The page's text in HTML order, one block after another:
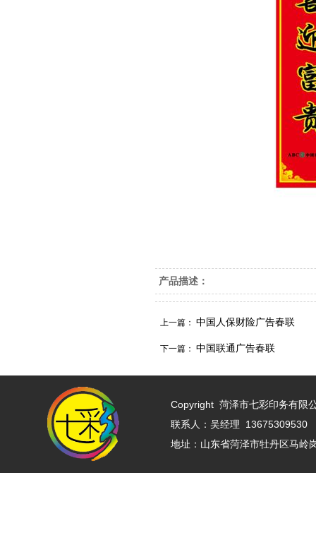
产品描述：
上一篇： 中国人保财险广告春联
下一篇： 中国联通广告春联
Copyright 菏泽市七彩印务有限
联系人：吴经理
地址：山东省菏泽市牡丹区马